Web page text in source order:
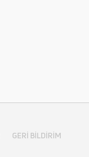
GERI BILDIRIM